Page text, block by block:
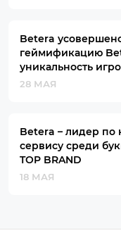
Betera
геймификацию
уникальность
28 МАЯ
Betera – лидер по
сервису среди
TOP BRAND
18 МАЯ